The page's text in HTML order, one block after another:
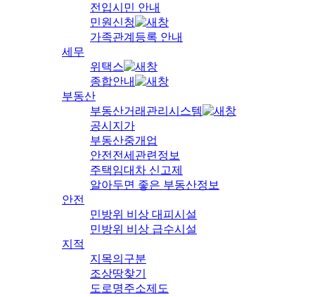
전입시민 안내
민원신청
가족관계등록 안내
세무
위택스
종합안내
부동산
부동산거래관리시스템
공시지가
부동산중개업
안전전세관련정보
주택임대차 신고제
알아두면 좋은 부동산정보
안전
민방위 비상 대피시설
민방위 비상 급수시설
지적
지목의구분
조상땅찾기
도로명주소제도